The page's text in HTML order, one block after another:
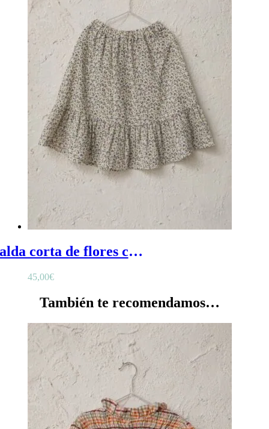
Falda corta de flores con volante - Falda adolescente corta de flores con volante en el bajo
45,00€
También te recomendamos…